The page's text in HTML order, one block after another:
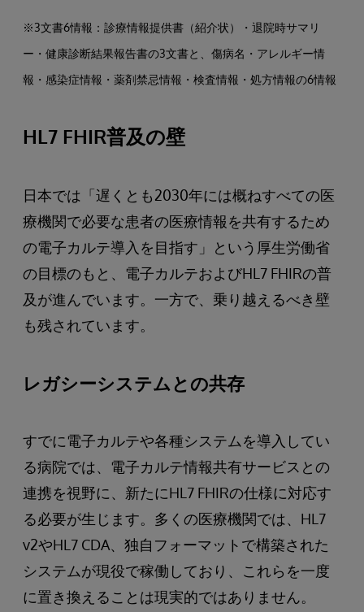
※3文書6情報：診療情報提供書（紹介状）・退院時サマリ
ー・健康診断結果報告書の3文書と、傷病名・アレルギー情
報・感染症情報・薬剤禁忌情報・検査情報・処方情報の6情報
HL7 FHIR普及の壁
日本では「遅くとも2030年には概ねすべての医
療機関で必要な患者の医療情報を共有するため
の電子カルテ導入を目指す」という厚生労働省
の目標のもと、電子カルテおよびHL7 FHIRの普
及が進んでいます。一方で、乗り越えるべき壁
も残されています。
レガシーシステムとの共存
すでに電子カルテや各種システムを導入してい
る病院では、電子カルテ情報共有サービスとの
連携を視野に、新たにHL7 FHIRの仕様に対応す
る必要が生じます。多くの医療機関では、HL7
v2やHL7 CDA、独自フォーマットで構築された
システムが現役で稼働しており、これらを一度
に置き換えることは現実的ではありません。